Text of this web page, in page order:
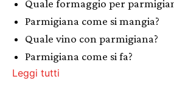
Quale formaggio per
Parmigiana come si mangia?
Quale vino con parmigiana?
Parmigiana come si fa?
Leggi tutti